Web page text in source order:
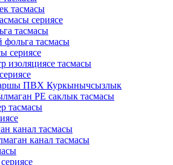
тасмасы
сериясе
тасмасы
тасмасы
сериясе
изоляциясе тасмасы
ПВХ Куркынычсызлык
PE саклык тасмасы
тасмасы
канал тасмасы
канал тасмасы